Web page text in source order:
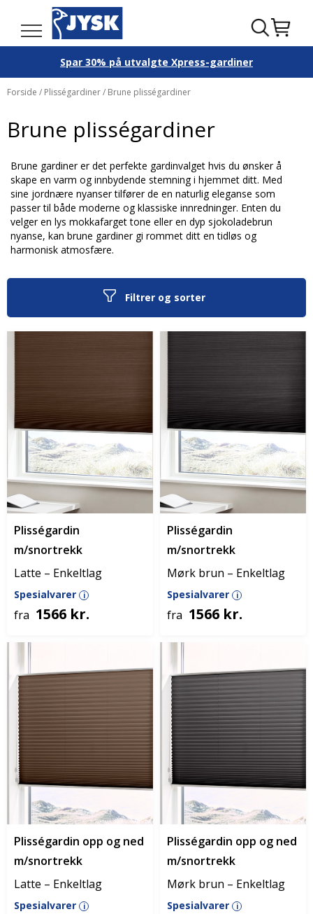
Spar 30% på utvalgte Xpress-gardiner
Forside / Plisségardiner/ Brune plisségardiner
Brune plisségardiner
Brune gardiner er det perfekte gardinvalget hvis du ønsker å
skape en varm og innbydende stemning i hjemmet ditt. Med
sine jordnære nyanser tilfører de en naturlig eleganse som
passer til både moderne og klassiske innredninger. Enten du
velger en lys mokkafarget tone eller en dyp sjokoladebrun
nyanse, kan brune gardiner gi rommet ditt en tidløs og
harmonisk atmosfære.
Filtrer og sorter
Plisségardin
m/snortrekk
Latte – Enkeltlag
Spesialvarer i
fra 1566 kr.
Plisségardin
m/snortrekk
Mørk brun – Enkeltlag
Spesialvarer i
fra 1566 kr.
Plisségardin opp og ned
m/snortrekk
Latte – Enkeltlag
Spesialvarer i
Plisségardin opp og ned
m/snortrekk
Mørk brun – Enkeltlag
Spesialvarer i